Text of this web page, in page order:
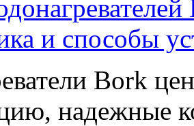
и способы
Bork
надежные